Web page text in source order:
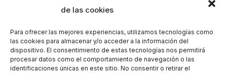
de las cookies
Para ofrecer las mejores experiencias, utilizamos tecnologías como
las cookies para almacenar y/o acceder a la información del
dispositivo. El consentimiento de estas tecnologías nos permitirá
procesar datos como el comportamiento de navegación o las
identificaciones únicas en este sitio. No consentir o retirar el